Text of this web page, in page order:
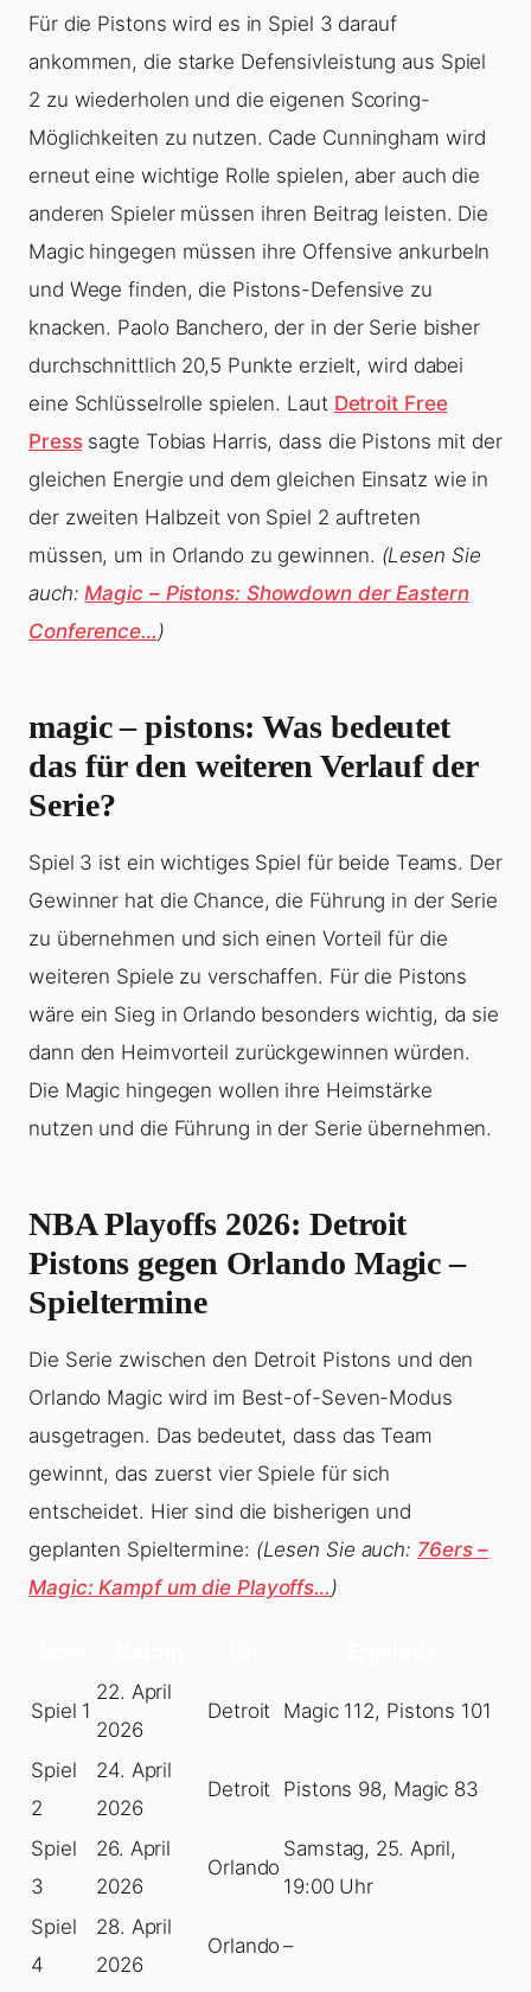
Für die Pistons wird es in Spiel 3 darauf
ankommen, die starke Defensivleistung aus Spiel
2 zu wiederholen und die eigenen Scoring-
Möglichkeiten zu nutzen. Cade Cunningham wird
erneut eine wichtige Rolle spielen, aber auch die
anderen Spieler müssen ihren Beitrag leisten. Die
Magic hingegen müssen ihre Offensive ankurbeln
und Wege finden, die Pistons-Defensive zu
knacken. Paolo Banchero, der in der Serie bisher
durchschnittlich 20,5 Punkte erzielt, wird dabei
eine Schlüsselrolle spielen. Laut Detroit Free
Presssagte Tobias Harris, dass die Pistons mit der
gleichen Energie und dem gleichen Einsatz wie in
der zweiten Halbzeit von Spiel 2 auftreten
müssen, um in Orlando zu gewinnen. (Lesen Sie
auch:Magic – Pistons: Showdown der Eastern
Conference…)
magic – pistons: Was bedeutet
das für den weiteren Verlauf der
Serie?
Spiel 3 ist ein wichtiges Spiel für beide Teams. Der
Gewinner hat die Chance, die Führung in der Serie
zu übernehmen und sich einen Vorteil für die
weiteren Spiele zu verschaffen. Für die Pistons
wäre ein Sieg in Orlando besonders wichtig, da sie
dann den Heimvorteil zurückgewinnen würden.
Die Magic hingegen wollen ihre Heimstärke
nutzen und die Führung in der Serie übernehmen.
NBA Playoffs 2026: Detroit
Pistons gegen Orlando Magic –
Spieltermine
Die Serie zwischen den Detroit Pistons und den
Orlando Magic wird im Best-of-Seven-Modus
ausgetragen. Das bedeutet, dass das Team
gewinnt, das zuerst vier Spiele für sich
entscheidet. Hier sind die bisherigen und
geplanten Spieltermine: (Lesen Sie auch: 76ers –
Magic: Kampf um die Playoffs…)
Spiel 1
22. April
2026
Detroit Magic 112, Pistons 101
Spiel
2
24. April
2026
Detroit Pistons 98, Magic 83
Spiel
3
26. April
2026
Orlando
Samstag, 25. April,
19:00 Uhr
Spiel
4
28. April
2026
Orlando –